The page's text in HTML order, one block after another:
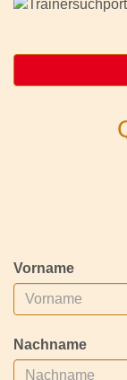
Vorname
Nachname